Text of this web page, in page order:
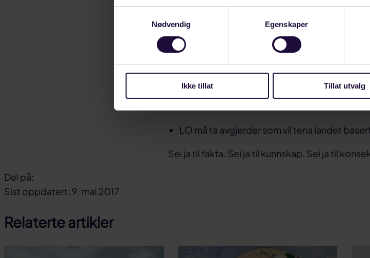
Nødvendig
Egenskaper
Ikke tillat Tillat utvalg
og sikrar at me har verdas sikraste og reinaste
Birkeland og oppsummerer:
LO må seie ja til å få fakta på bordet om
arbeidsfolk, industriaktivitet som skaper
LO må ta avgjerder som vil tena landet
Sei ja til fakta. Sei ja til kunnskap. Sei ja til
Del på:
Del
facebook
Del
linkedin
Del
Sist oppdatert: 9. mai 2017
Relaterte artikler